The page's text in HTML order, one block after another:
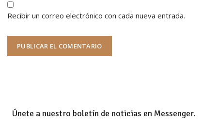
Recibir un correo electrónico con cada nueva entrada.
Únete a nuestro boletín de noticias en Messenger.